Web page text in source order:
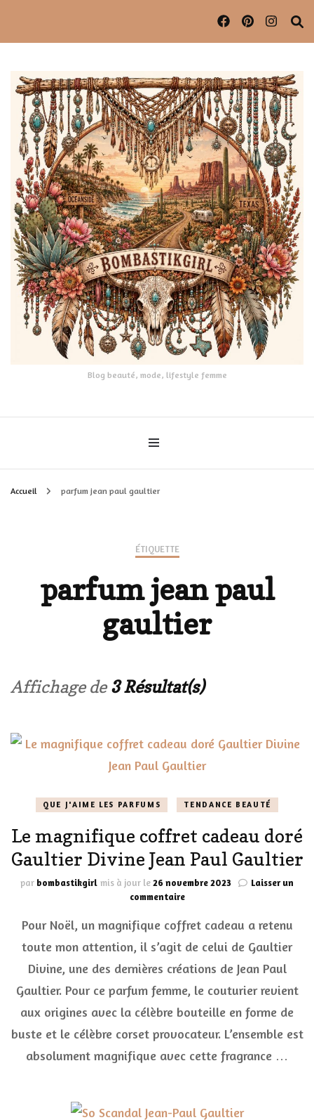
Blog beauté, mode, lifestyle femme
Accueil parfum jean paul gaultier
ÉTIQUETTE
parfum jean paul
gaultier
Affichage de3 Résultat(s)
QUE J'AIME LES PARFUMS TENDANCE BEAUTÉ
Le magnifique coffret cadeau doré
Gaultier Divine Jean Paul Gaultier
par bombastikgirl mis à jour le26 novembre 2023
Laisser un
commentairesur
magnifique
cadeau
doré
Divine
Jean
Gaultier
Pour Noël, un magnifique coffret cadeau a retenu
toute mon attention, il s’agit de celui de Gaultier
Divine, une des dernières créations de Jean Paul
Gaultier. Pour ce parfum femme, le couturier revient
aux origines avec la célèbre bouteille en forme de
buste et le célèbre corset provocateur. L’ensemble est
absolument magnifique avec cette fragrance …